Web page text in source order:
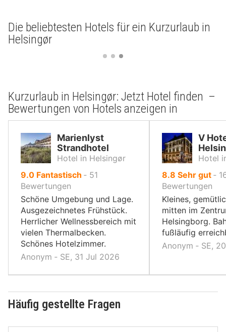
Die beliebtesten Hotels für ein Kurzurlaub in
Helsingør
Kurzurlaub in Helsingør: Jetzt Hotel finden –
Bewertungen von Hotels anzeigen in
Marienlyst
Strandhotel
Hotel in Helsingør
9.0von
10,
Fantastisch ‐ 51
Bewertungen
Schöne Umgebung und Lage.
Ausgezeichnetes Frühstück.
Herrlicher Wellnessbereich mit
vielen Thermalbecken.
Schönes Hotelzimmer.
Anonym ‐ SE, 31 Jul 2026
V
Hotel
8.8 von
10,
Sehr gut ‐
Bewertungen
Kleines,
mitten im
Helsingborg.
fußläufig
Anonym ‐ SE,
Häufig gestellte Fragen